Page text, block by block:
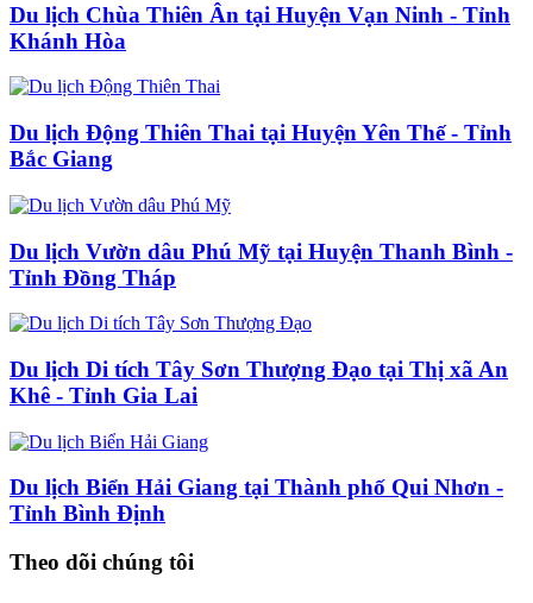
Du lịch Chùa Thiên Ân tại Huyện Vạn Ninh - Tỉnh
Khánh Hòa
Du lịch Động Thiên Thai tại Huyện Yên Thế - Tỉnh
Bắc Giang
Du lịch Vườn dâu Phú Mỹ tại Huyện Thanh Bình -
Tỉnh Đồng Tháp
Du lịch Di tích Tây Sơn Thượng Đạo tại Thị xã An
Khê - Tỉnh Gia Lai
Du lịch Biển Hải Giang tại Thành phố Qui Nhơn -
Tỉnh Bình Định
Theo dõi chúng tôi